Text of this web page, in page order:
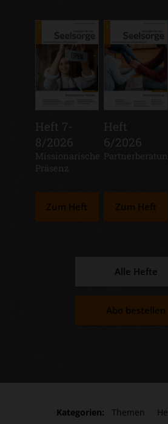
Heft 7-
8/2026
:
Missionarische
Präsenz
Zum Heft
Heft
6/2026
:
Zum Heft
Alle Hefte
Abo bestellen
Kategorien: Themen